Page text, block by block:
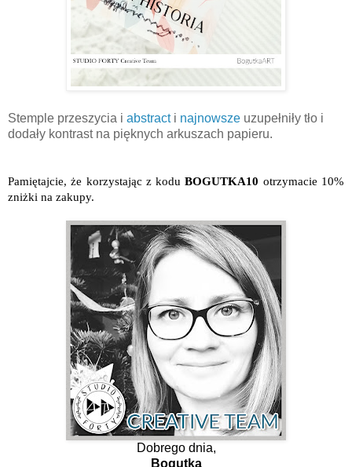
Stemple przeszycia i abstracti najnowsze uzupełniły tło i
dodały kontrast na pięknych arkuszach papieru.
Pamiętajcie, że korzystając z koduBOGUTKA10 otrzymacie 10%
zniżki na zakupy.
Dobrego dnia,
Bogutka